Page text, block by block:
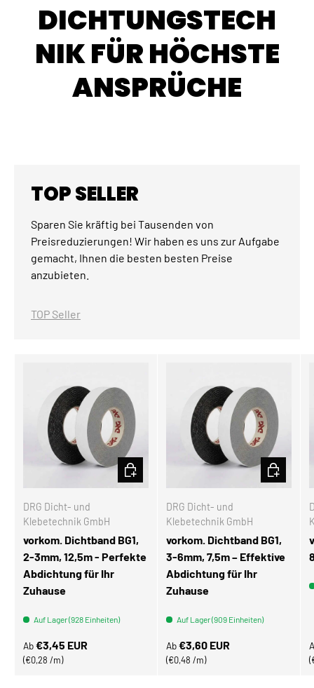
DICHTUNGSTECH
NIK FÜR HÖCHSTE
ANSPRÜCHE
TOP SELLER
Sparen Sie kräftig bei Tausenden von
Preisreduzierungen! Wir haben es uns zur Aufgabe
gemacht, Ihnen die besten besten Preise
anzubieten.
TOP Seller
DRG Dicht- und
Klebetechnik GmbH
vorkom. Dichtband BG1,
2-3mm, 12,5m - Perfekte
Abdichtung für Ihr
Zuhause
Auf Lager (928 Einheiten)
Normaler Preis
Ab€3,45 EUR
Grundpreis
€0,28 /m
OPTIONEN AUSWÄHLEN
DRG Dicht- und
Klebetechnik GmbH
vorkom. Dichtband BG1,
3-6mm, 7,5m – Effektive
Abdichtung für Ihr
Zuhause
Auf Lager (909 Einheiten)
Normaler Preis
Ab€3,60 EUR
Grundpreis
€0,48 /m